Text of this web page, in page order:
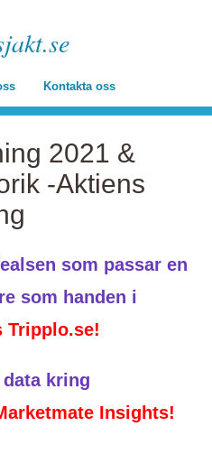
Kontakta oss
2021 &
-Aktiens
som passar en
som handen i
Tripplo.se!
kring
Insights!